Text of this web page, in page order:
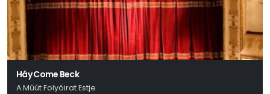
Háy Come Beck
A Műút Folyóirat Estje